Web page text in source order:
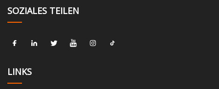
SOZIALES TEILEN
LINKS